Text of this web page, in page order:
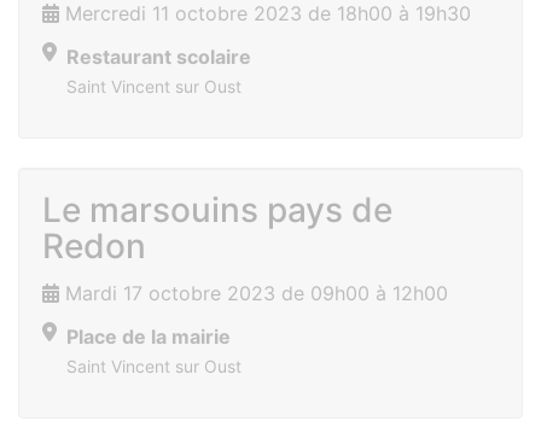
Mercredi 11 octobre 2023 de 18h00 à 19h30
Restaurant scolaire
Saint Vincent sur Oust
Le marsouins pays de
Redon
Mardi 17 octobre 2023 de 09h00 à 12h00
Place de la mairie
Saint Vincent sur Oust